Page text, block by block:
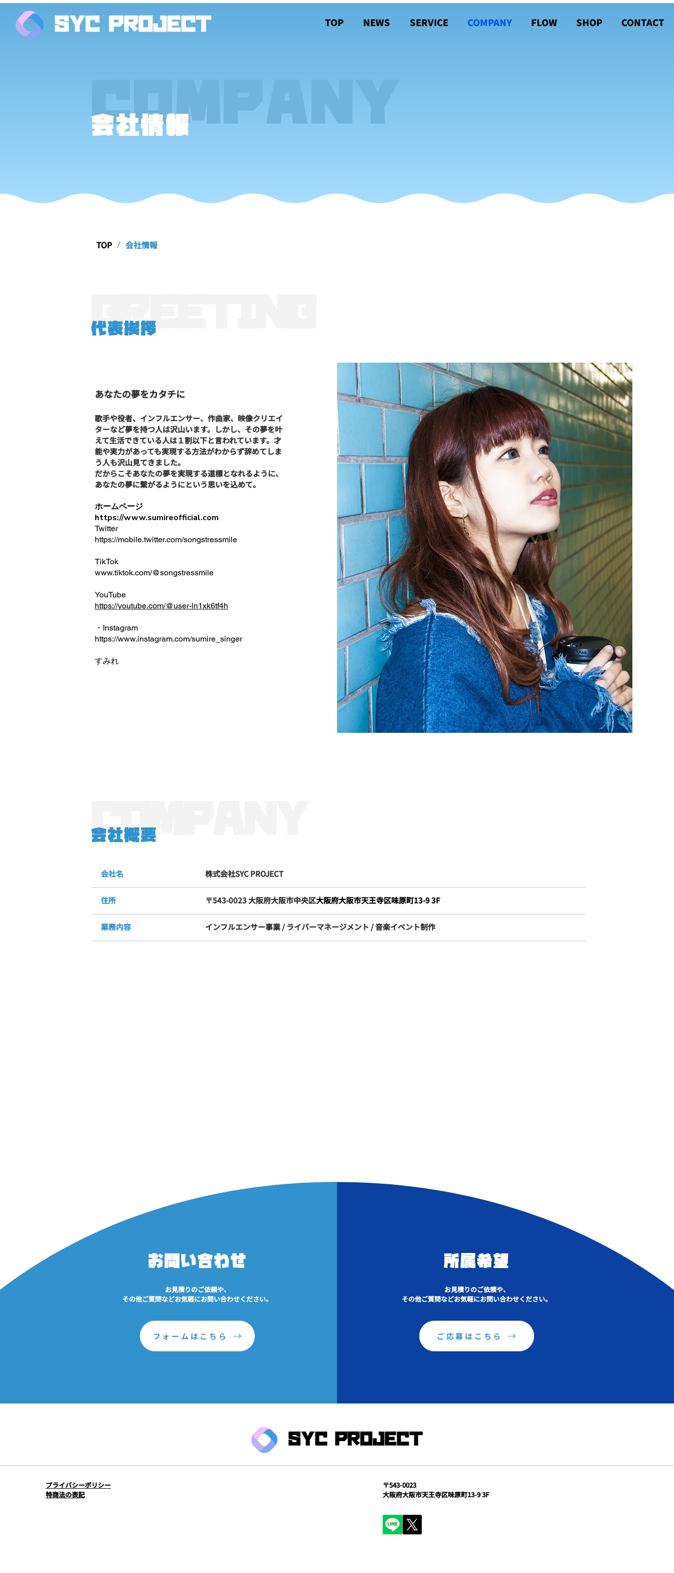
SYC PROJECT TOP NEWS SERVICE COMPANY FLOW SHOP CONTACT
COMPANY
会社情報
TOP / 会社情報
GREETING
代表挨拶
​あなたの夢をカタチに
歌手や役者、インフルエンサー、作曲家、映像クリエイ
ターなど夢を持つ人は沢山います。しかし、その夢を叶
えて生活できている人は１割以下と言われています。才
能や実力があっても実現する方法がわからず辞めてしま
う人も沢山見てきました。
だからこそあなたの夢を実現する道標となれるように、
あなたの夢に繋がるようにという思いを込めて。
ホームページ
https://www.sumireofficial.com
Twitter
https://mobile.twitter.com/songstressmile
TikTok
www.tiktok.com/@songstressmile
YouTube
https://youtube.com/@user-ln1xk6tf4h
・Instagram
https://www.instagram.com/sumire_singer
​すみれ
COMPANY
会社概要
会社名 株式会社SYC PROJECT
​住所 〒543-0023 大阪府大阪市中央区大阪府大阪市天王寺区味原町13-9 3F
業務内容 インフルエンサー事業 / ライバーマネージメント / 音楽イベント制作
お問い合わせ
お見積りのご依頼や、
その他ご質問などお気軽にお問い合わせください。
フォームはこちら
所属希望
お見積りのご依頼や、
その他ご質問などお気軽にお問い合わせください。
ご応募はこちら
SYC PROJECT
プライバシーポリシー
​特商法の表記
〒543-0023
大阪府大阪市天王寺区味原町13-9 3F